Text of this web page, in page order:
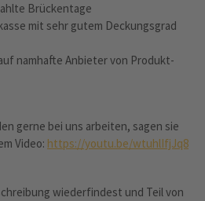
Brückentage
mit sehr gutem Deckungsgrad
namhafte Anbieter von Produkt-
gerne bei uns arbeiten, sagen sie
Video: https://youtu.be/wtuhlIfjJq8
wiederfindest und Teil von